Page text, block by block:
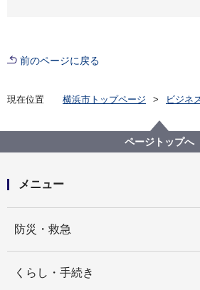
前のページに戻る
現在位置 横浜市トップページ
ビジネ
宅地開発関連手続・法令・許認可
横浜市墓地等の経営の許可等に
ページトップへ
メニュー
防災・救急
くらし・手続き